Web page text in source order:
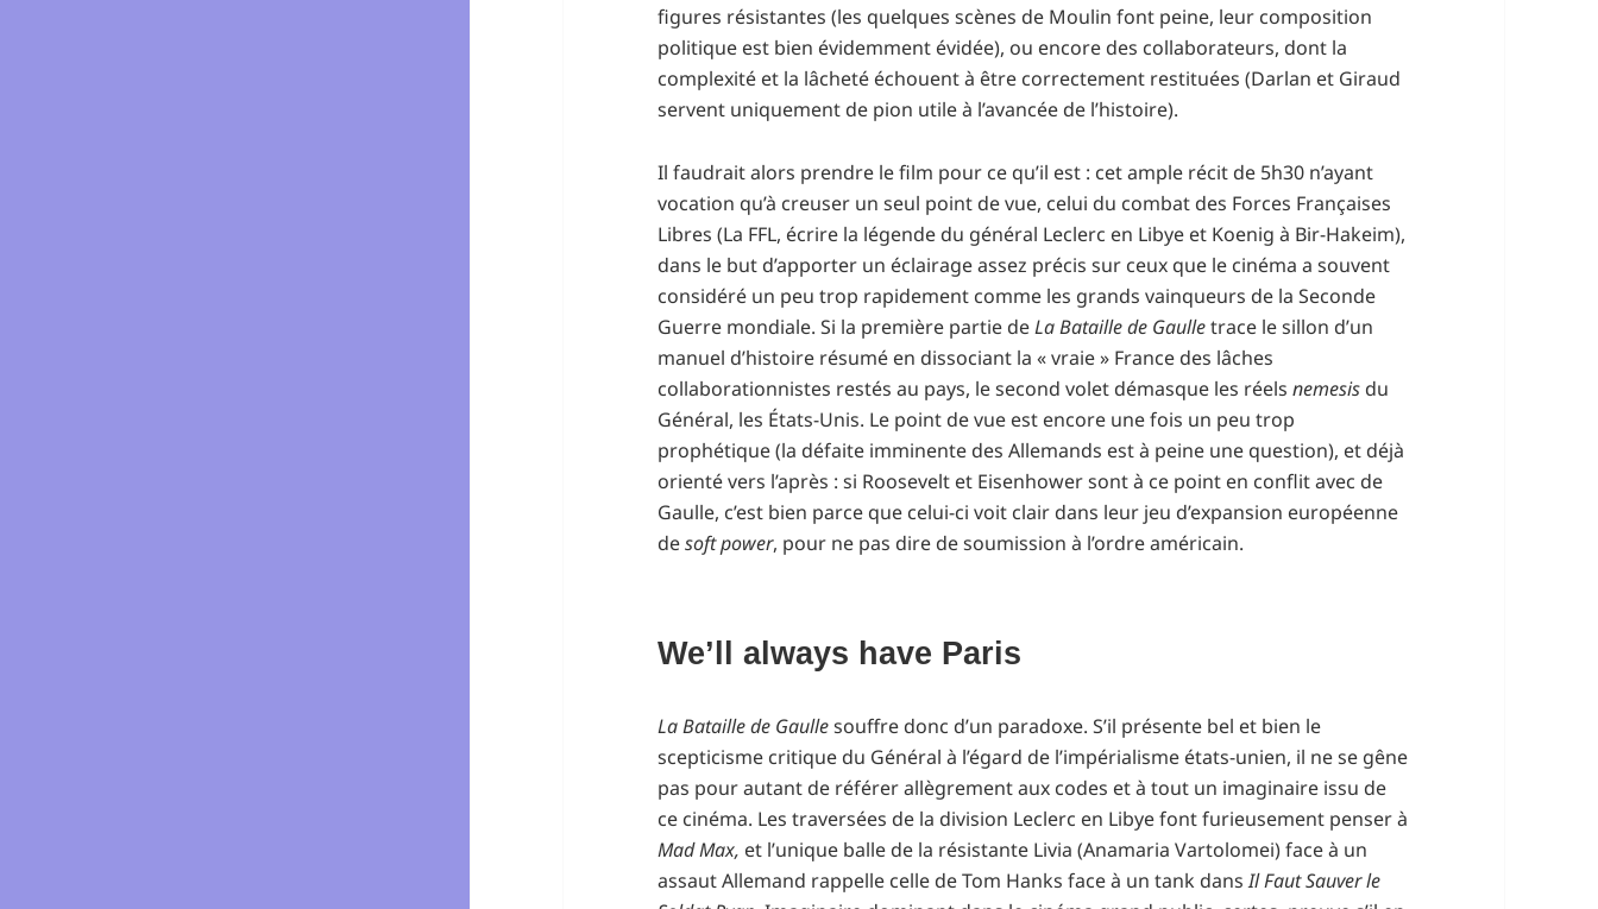
figures résistantes (les quelques scènes de Moulin font peine, leur composition
politique est bien évidemment évidée), ou encore des collaborateurs, dont la
complexité et la lâcheté échouent à être correctement restituées (Darlan et Giraud
servent uniquement de pion utile à l’avancée de l’histoire).
Il faudrait alors prendre le film pour ce qu’il est : cet ample récit de 5h30 n’ayant
vocation qu’à creuser un seul point de vue, celui du combat des Forces Françaises
Libres (La FFL, écrire la légende du général Leclerc en Libye et Koenig à Bir-Hakeim),
dans le but d’apporter un éclairage assez précis sur ceux que le cinéma a souvent
considéré un peu trop rapidement comme les grands vainqueurs de la Seconde
Guerre mondiale. Si la première partie deLa Bataille de Gaulletrace le sillon d’un
manuel d’histoire résumé en dissociant la « vraie » France des lâches
collaborationnistes restés au pays, le second volet démasque les réelsnemesis du
Général, les États-Unis. Le point de vue est encore une fois un peu trop
prophétique (la défaite imminente des Allemands est à peine une question), et déjà
orienté vers l’après : si Roosevelt et Eisenhower sont à ce point en conflit avec de
Gaulle, c’est bien parce que celui-ci voit clair dans leur jeu d’expansion européenne
desoft power, pour ne pas dire de soumission à l’ordre américain.
We’ll always have Paris
La Bataille de Gaullesouffre donc d’un paradoxe. S’il présente bel et bien le
scepticisme critique du Général à l’égard de l’impérialisme états-unien, il ne se gêne
pas pour autant de référer allègrement aux codes et à tout un imaginaire issu de
ce cinéma. Les traversées de la division Leclerc en Libye font furieusement penser à
Mad Max, et l’unique balle de la résistante Livia (Anamaria Vartolomei) face à un
assaut Allemand rappelle celle de Tom Hanks face à un tank dansIl Faut Sauver le